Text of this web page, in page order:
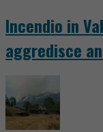
Incendio in
aggredisce